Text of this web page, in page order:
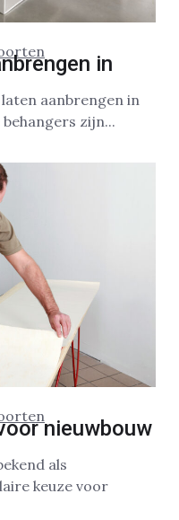
in
aanbrengen in
zijn...
nieuwbouw
als
keuze voor